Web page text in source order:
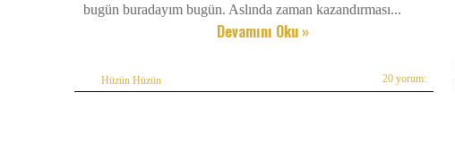
bugün buradayım bugün. Aslında zaman kazandırması...
Devamını Oku »
Hüzün Hüzün 20 yorum: